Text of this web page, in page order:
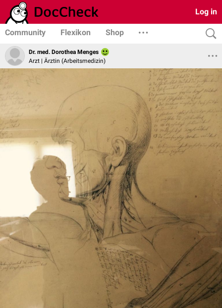
Log in
Community Flexikon Shop
Dr. med. Dorothea Menges
Arzt | Ärztin (Arbeitsmedizin)